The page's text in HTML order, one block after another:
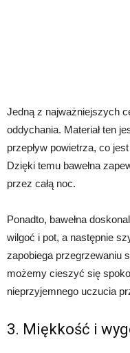
Jedną z najważniejszych
oddychania. Materiał ten
przepływ powietrza, co
Dzięki temu bawełna
przez całą noc.
Ponadto, bawełna
wilgoć i pot, a następnie
zapobiega przegrzewaniu
możemy cieszyć się
nieprzyjemnego uczucia
3. Miękkość i